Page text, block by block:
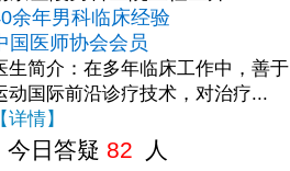
余年男科临床经验
国医师协会会员
生简介：在多年临床工作中，善于
动国际前沿诊疗技术，对治疗...
【详情】
今日答疑 82 人